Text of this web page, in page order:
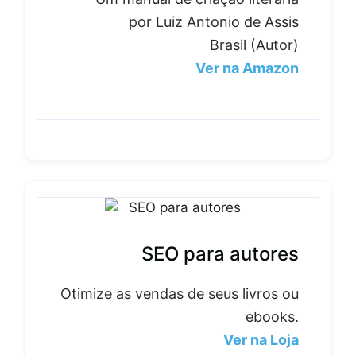
por Luiz Antonio de Assis
Brasil (Autor)
Ver na Amazon
SEO para autores
Otimize as vendas de seus livros ou
ebooks.
Ver na Loja